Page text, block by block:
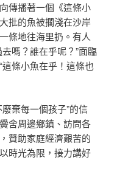
傳播著一個《這條小
批的魚被擱淺在沙岸
條地往海里扔。有人
嗎？誰在乎呢？”面臨
條小魚在乎！這條也
棄每一個孩子”的信
舍周邊鄉鎮、訪問各
贊助家庭經濟艱苦的
時光為限，接力講好